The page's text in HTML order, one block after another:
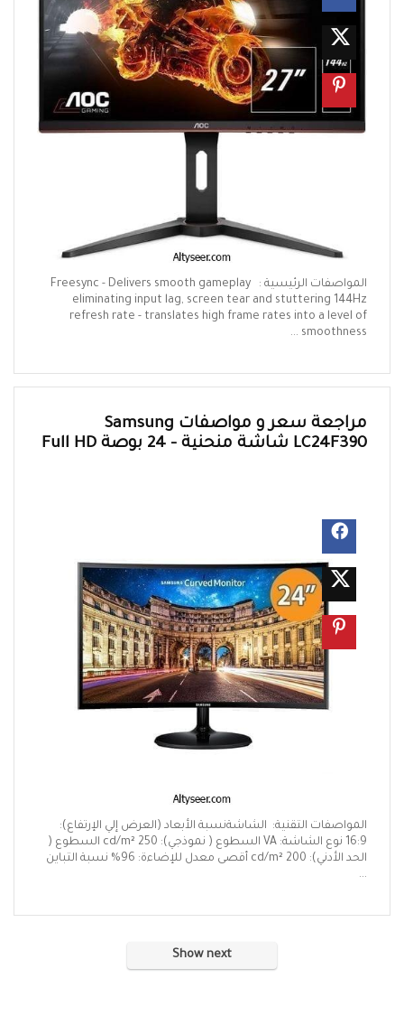
المواصفات الرئيسية : Freesync - Delivers smooth gameplay
eliminating input lag, screen tear and stuttering 144Hz
refresh rate - translates high frame rates into a level of
smoothness ...
مراجعة سعر و مواصفات Samsung
LC24F390 شاشة منحنية – 24 بوصة Full HD
المواصفات التقنية: الشاشةنسبة الأبعاد (العرض إلي الإرتفاع):
16:9 نوع الشاشة: VA السطوع ( نموذجي): 250 cd/m² السطوع (
الحد الأدني): 200 cd/m² أقصى معدل للإضاءة: 96% نسبة التباين
...
Show next